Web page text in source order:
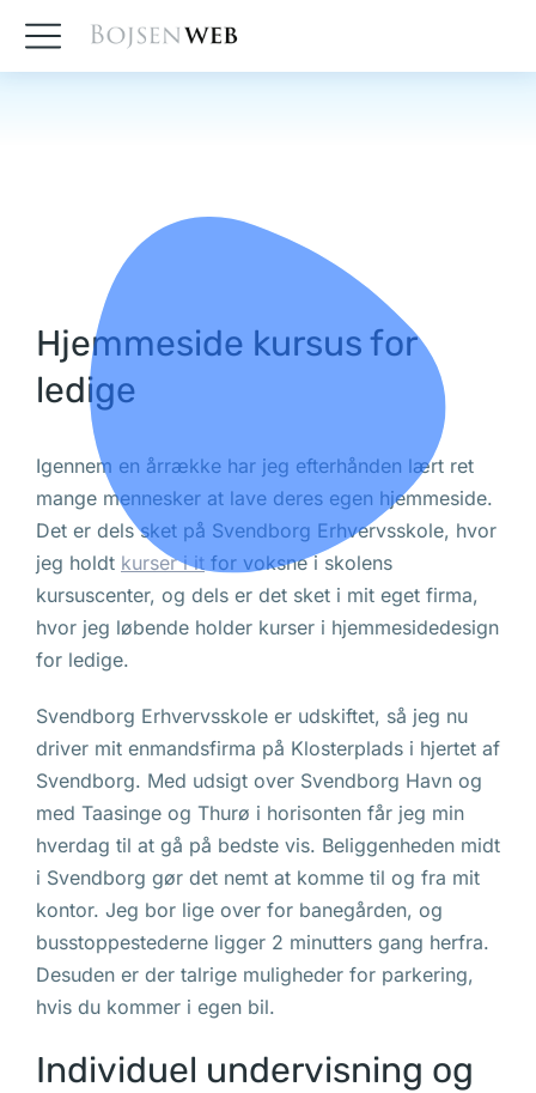
Hjemmeside kursus for
ledige
Igennem en årrække har jeg efterhånden lært ret
mange mennesker at lave deres egen hjemmeside.
Det er dels sket på Svendborg Erhvervsskole, hvor
jeg holdt kurser i it for voksne i skolens
kursuscenter, og dels er det sket i mit eget firma,
hvor jeg løbende holder kurser i hjemmesidedesign
for ledige.
Svendborg Erhvervsskole er udskiftet, så jeg nu
driver mit enmandsfirma på Klosterplads i hjertet af
Svendborg. Med udsigt over Svendborg Havn og
med Taasinge og Thurø i horisonten får jeg min
hverdag til at gå på bedste vis. Beliggenheden midt
i Svendborg gør det nemt at komme til og fra mit
kontor. Jeg bor lige over for banegården, og
busstoppestederne ligger 2 minutters gang herfra.
Desuden er der talrige muligheder for parkering,
hvis du kommer i egen bil.
Individuel undervisning og